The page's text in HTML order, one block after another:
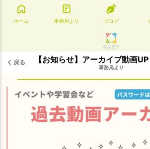
ホーム 事務局より ブログ
戻る 【お知らせ】アーカイブ動画
事務局より